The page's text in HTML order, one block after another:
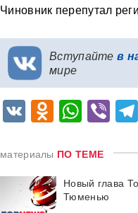
Чиновник перепутал
Вступайте в
мире
VK
материалы ПО ТЕМЕ
Новый глава
Тюменью